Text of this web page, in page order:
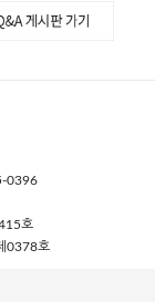
0396
호
0378호